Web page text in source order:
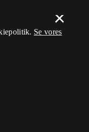
×
Se vores